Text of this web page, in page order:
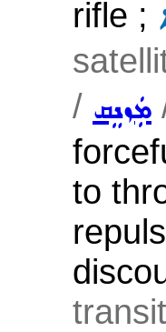
rifle ;
/ ܡܲܙܢܸܩ
to